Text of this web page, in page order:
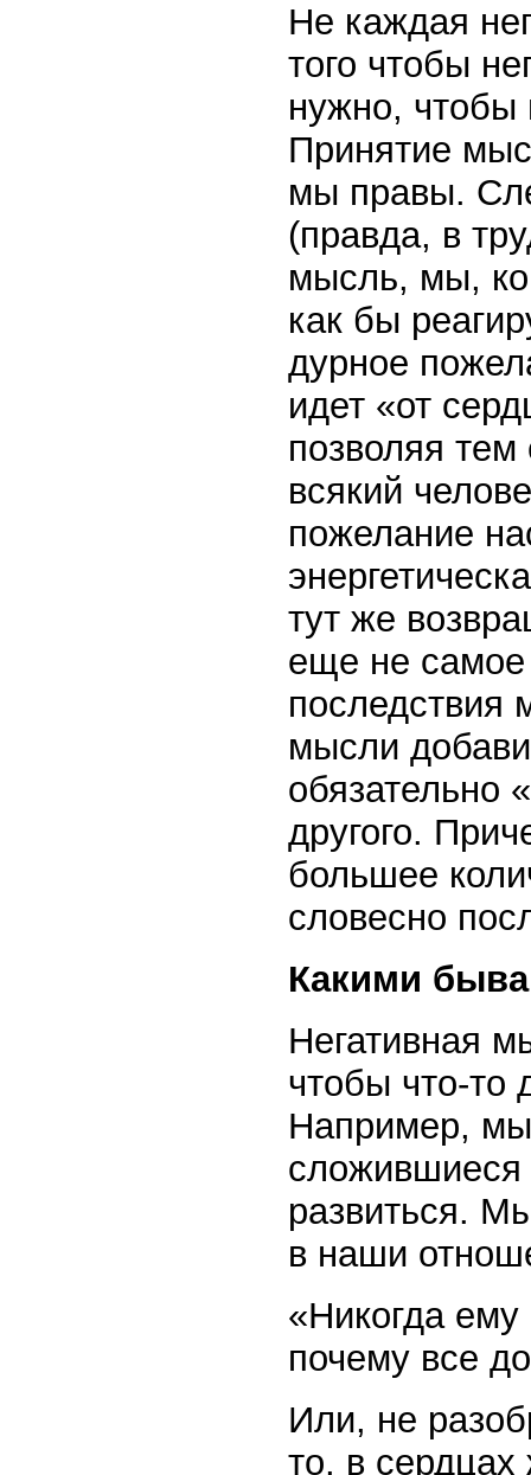
Не каждая
того чтобы
нужно,
Принятие
мы правы.
(правда, в
мысль, мы,
как бы
дурное
идет «от
позволяя
всякий
пожелание
тут же
еще не самое
последствия
мысли
обязательно
другого.
большее
словесно
Какими
Негативная
чтобы что-то
Например,
развиться.
в наши
«Никогда
почему все
Или, не
то, в